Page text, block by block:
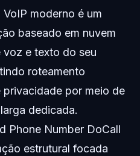
moderno é um
baseado em nuvem
voz e texto do seu
roteamento
por meio de
dedicada.
Phone Number DoCall
estrutural focada